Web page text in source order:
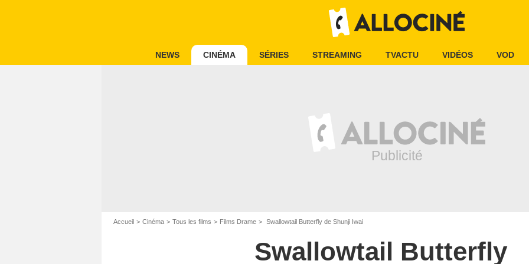
NEWS CINÉMA SÉRIES STREAMING TVACTU VIDÉOS VOD
Accueil Cinéma Tous les films Films Drame Swallowtail Butterfly de Shunji Iwai
Swallowtail Butterfly